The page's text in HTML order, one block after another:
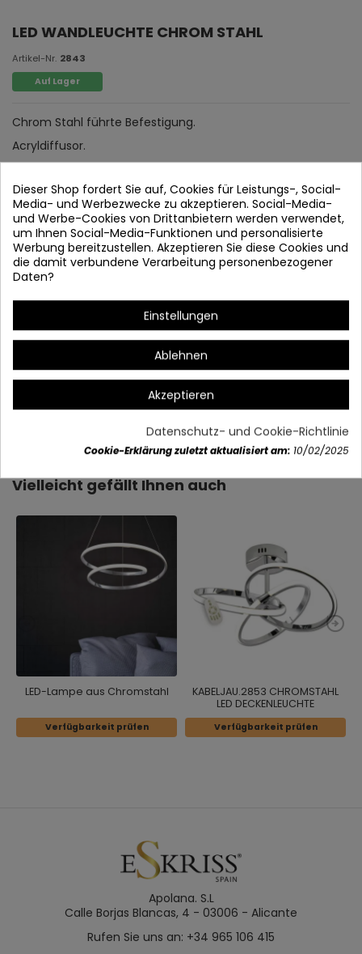
LED WANDLEUCHTE CHROM STAHL
Artikel-Nr. 2843
Auf Lager
Chrom Stahl führte Befestigung.
Acryldiffusor.
Es dient auch als Deckel
Artikeldetails
Vielleicht gefällt Ihnen auch
LED-Lampe aus Chromstahl
Verfügbarkeit prüfen
KABELJAU.2853 CHROMSTAHL
LED DECKENLEUCHTE
Verfügbarkeit prüfen
Apolana. S.L
Calle Borjas Blancas, 4 - 03006 - Alicante
Rufen Sie uns an: +34 965 106 415
Dieser Shop fordert Sie auf, Cookies für Leistungs-, Social-
Media- und Werbezwecke zu akzeptieren. Social-Media-
und Werbe-Cookies von Drittanbietern werden verwendet,
um Ihnen Social-Media-Funktionen und personalisierte
Werbung bereitzustellen. Akzeptieren Sie diese Cookies und
die damit verbundene Verarbeitung personenbezogener
Daten?
Einstellungen
Ablehnen
Akzeptieren
Datenschutz- und Cookie-Richtlinie
Cookie-Erklärung zuletzt aktualisiert am: 10/02/2025